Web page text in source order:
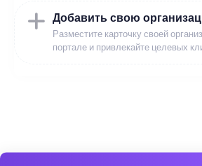
Добавить свою
Разместите карточку своей
портале и привлекайте целевых